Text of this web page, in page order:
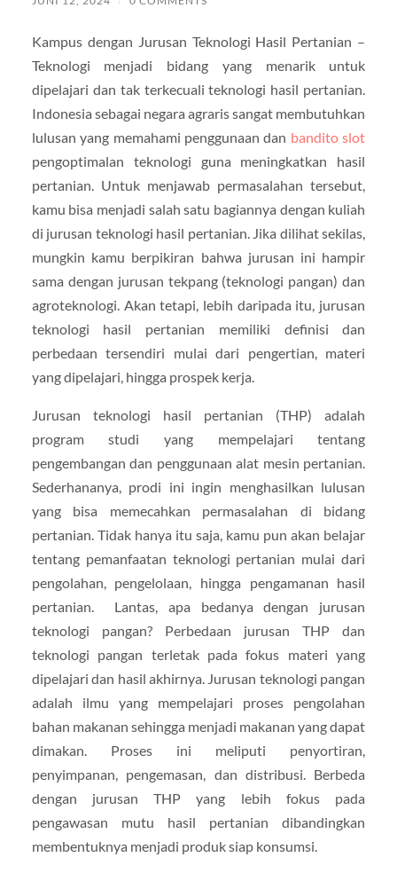
Kampus dengan Jurusan Teknologi Hasil Pertanian –
Teknologi menjadi bidang yang menarik untuk
dipelajari dan tak terkecuali teknologi hasil pertanian.
Indonesia sebagai negara agraris sangat membutuhkan
lulusan yang memahami penggunaan dan bandito slot
pengoptimalan teknologi guna meningkatkan hasil
pertanian. Untuk menjawab permasalahan tersebut,
kamu bisa menjadi salah satu bagiannya dengan kuliah
di jurusan teknologi hasil pertanian. Jika dilihat sekilas,
mungkin kamu berpikiran bahwa jurusan ini hampir
sama dengan jurusan tekpang (teknologi pangan) dan
agroteknologi. Akan tetapi, lebih daripada itu, jurusan
teknologi hasil pertanian memiliki definisi dan
perbedaan tersendiri mulai dari pengertian, materi
yang dipelajari, hingga prospek kerja.
Jurusan teknologi hasil pertanian (THP) adalah
program studi yang mempelajari tentang
pengembangan dan penggunaan alat mesin pertanian.
Sederhananya, prodi ini ingin menghasilkan lulusan
yang bisa memecahkan permasalahan di bidang
pertanian. Tidak hanya itu saja, kamu pun akan belajar
tentang pemanfaatan teknologi pertanian mulai dari
pengolahan, pengelolaan, hingga pengamanan hasil
pertanian. Lantas, apa bedanya dengan jurusan
teknologi pangan? Perbedaan jurusan THP dan
teknologi pangan terletak pada fokus materi yang
dipelajari dan hasil akhirnya. Jurusan teknologi pangan
adalah ilmu yang mempelajari proses pengolahan
bahan makanan sehingga menjadi makanan yang dapat
dimakan. Proses ini meliputi penyortiran,
penyimpanan, pengemasan, dan distribusi. Berbeda
dengan jurusan THP yang lebih fokus pada
pengawasan mutu hasil pertanian dibandingkan
membentuknya menjadi produk siap konsumsi.